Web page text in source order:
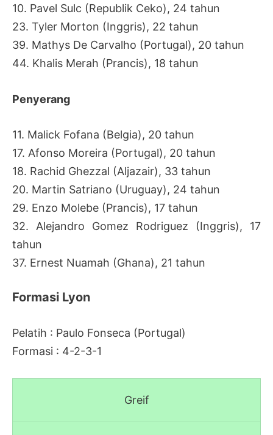
10. Pavel Sulc (Republik Ceko), 24 tahun
23. Tyler Morton (Inggris), 22 tahun
39. Mathys De Carvalho (Portugal), 20 tahun
44. Khalis Merah (Prancis), 18 tahun
Penyerang
11. Malick Fofana (Belgia), 20 tahun
17. Afonso Moreira (Portugal), 20 tahun
18. Rachid Ghezzal (Aljazair), 33 tahun
20. Martin Satriano (Uruguay), 24 tahun
29. Enzo Molebe (Prancis), 17 tahun
32. Alejandro Gomez Rodriguez (Inggris), 17
tahun
37. Ernest Nuamah (Ghana), 21 tahun
Formasi Lyon
Pelatih : Paulo Fonseca (Portugal)
Formasi : 4-2-3-1
Greif